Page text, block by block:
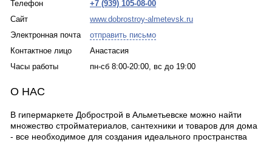
Телефон
+7 (939) 105-08-00
Сайт
www.dobrostroy-almetevsk.ru
Электронная почта
отправить письмо
Контактное лицо
Анастасия
Часы работы
пн-сб 8:00-20:00, вс до 19:00
О НАС
В гипермаркете Добрострой в Альметьевске можно найти
множество стройматериалов, сантехники и товаров для дома
- все необходимое для создания идеального пространства